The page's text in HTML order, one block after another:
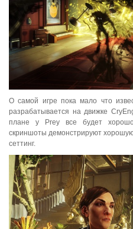
О самой игре пока мало что
разрабатывается на движке
плане у Prey все будет
скриншоты демонстрируют
сеттинг.